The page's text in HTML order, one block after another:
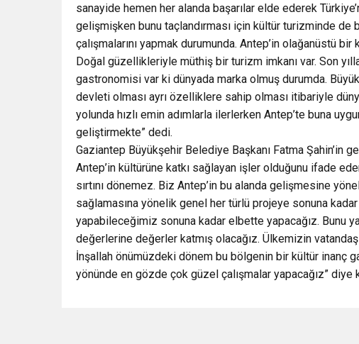
sanayide hemen her alanda başarılar elde ederek
gelişmişken bunu taçlandırması için kültür turizminde
çalışmalarını yapmak durumunda. Antep’in olağanüstü
Doğal güzellikleriyle müthiş bir turizm imkanı var. Son
gastronomisi var ki dünyada marka olmuş durumda.
devleti olması ayrı özelliklere sahip olması itibariyle
yolunda hızlı emin adımlarla ilerlerken Antep’te buna
geliştirmekte” dedi.
Gaziantep Büyükşehir Belediye Başkanı Fatma Şahin’in
Antep’in kültürüne katkı sağlayan işler olduğunu ifade
sırtını dönemez. Biz Antep’in bu alanda gelişmesine
sağlamasına yönelik genel her türlü projeye sonuna
yapabileceğimiz sonuna kadar elbette yapacağız. Bunu
değerlerine değerler katmış olacağız. Ülkemizin
İnşallah önümüzdeki dönem bu bölgenin bir kültür inanç
yönünde en gözde çok güzel çalışmalar yapacağız” diye